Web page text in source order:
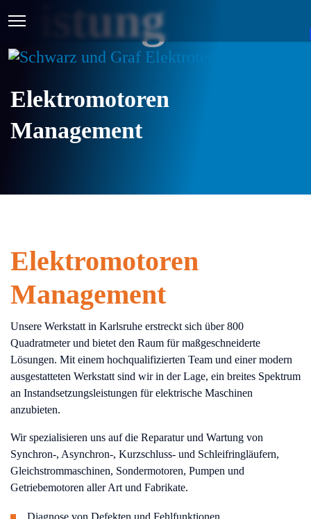
Elektromotoren
Management
Elektromotoren
Management
Unsere Werkstatt in Karlsruhe erstreckt sich über 800
Quadratmeter und bietet den Raum für maßgeschneiderte
Lösungen. Mit einem hochqualifizierten Team und einer modern
ausgestatteten Werkstatt sind wir in der Lage, ein breites Spektrum
an Instandsetzungsleistungen für elektrische Maschinen
anzubieten.
Wir spezialisieren uns auf die Reparatur und Wartung von
Synchron-, Asynchron-, Kurzschluss- und Schleifringläufern,
Gleichstrommaschinen, Sondermotoren, Pumpen und
Getriebemotoren aller Art und Fabrikate.
Diagnose von Defekten und Fehlfunktionen